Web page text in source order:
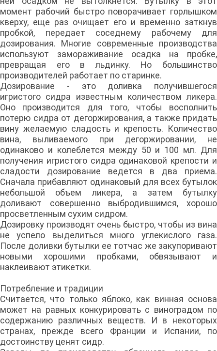
момент рабочий быстро поворачивает горлышком
кверху, еще раз очищает его и временно заткнув
пробкой, передает соседнему рабочему для
дозирования. Многие современные производства
используют замораживание осадка на пробке,
превращая его в льдинку. Но большинство
производителей работает по старинке.
Дозирование - это доливка получившегося
игристого сидра известным количеством ликера.
Оно производится для того, чтобы восполнить
потерю сидра от дегоржирования, а также придать
вину желаемую сладость и крепость. Количество
вина, выливаемого при дегоржировании, не
одинаково и колеблется между 50 и 100 мл. Для
получения игристого сидра одинаковой крепости и
сладости дозирование ведется в два приема.
Сначала прибавляют одинаковый для всех бутылок
небольшой объем ликера, а затем бутылку
доливают совершенно выбродившимся, хорошо
просветленным сухим сидром.
Дозировку производят очень быстро, чтобы из вина
не успело выделиться много углекислого газа.
После доливки бутылки ее тотчас же закупоривают
новыми хорошими пробками, обвязывают и
наклеивают этикетки.
Потребление и традиции
Считается, что только яблоко, как винная основа
может на равных конкурировать с виноградом по
содержанию различных веществ. И в некоторых
странах, прежде всего Франции и Испании, по
достоинству ценят сидр.